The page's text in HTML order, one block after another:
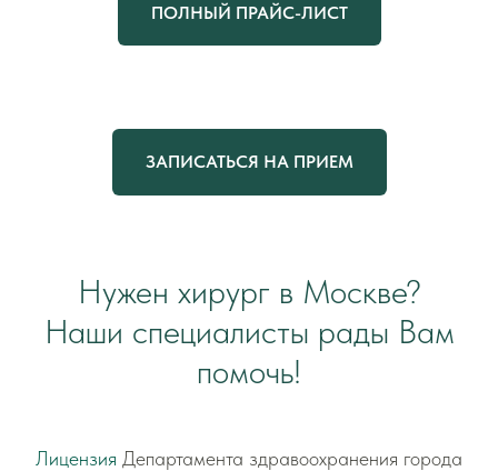
ПОЛНЫЙ ПРАЙС-ЛИСТ
ЗАПИСАТЬСЯ НА ПРИЕМ
Нужен хирург в Москве?
Наши специалисты рады Вам
помочь!
Лицензия Департамента здравоохранения города